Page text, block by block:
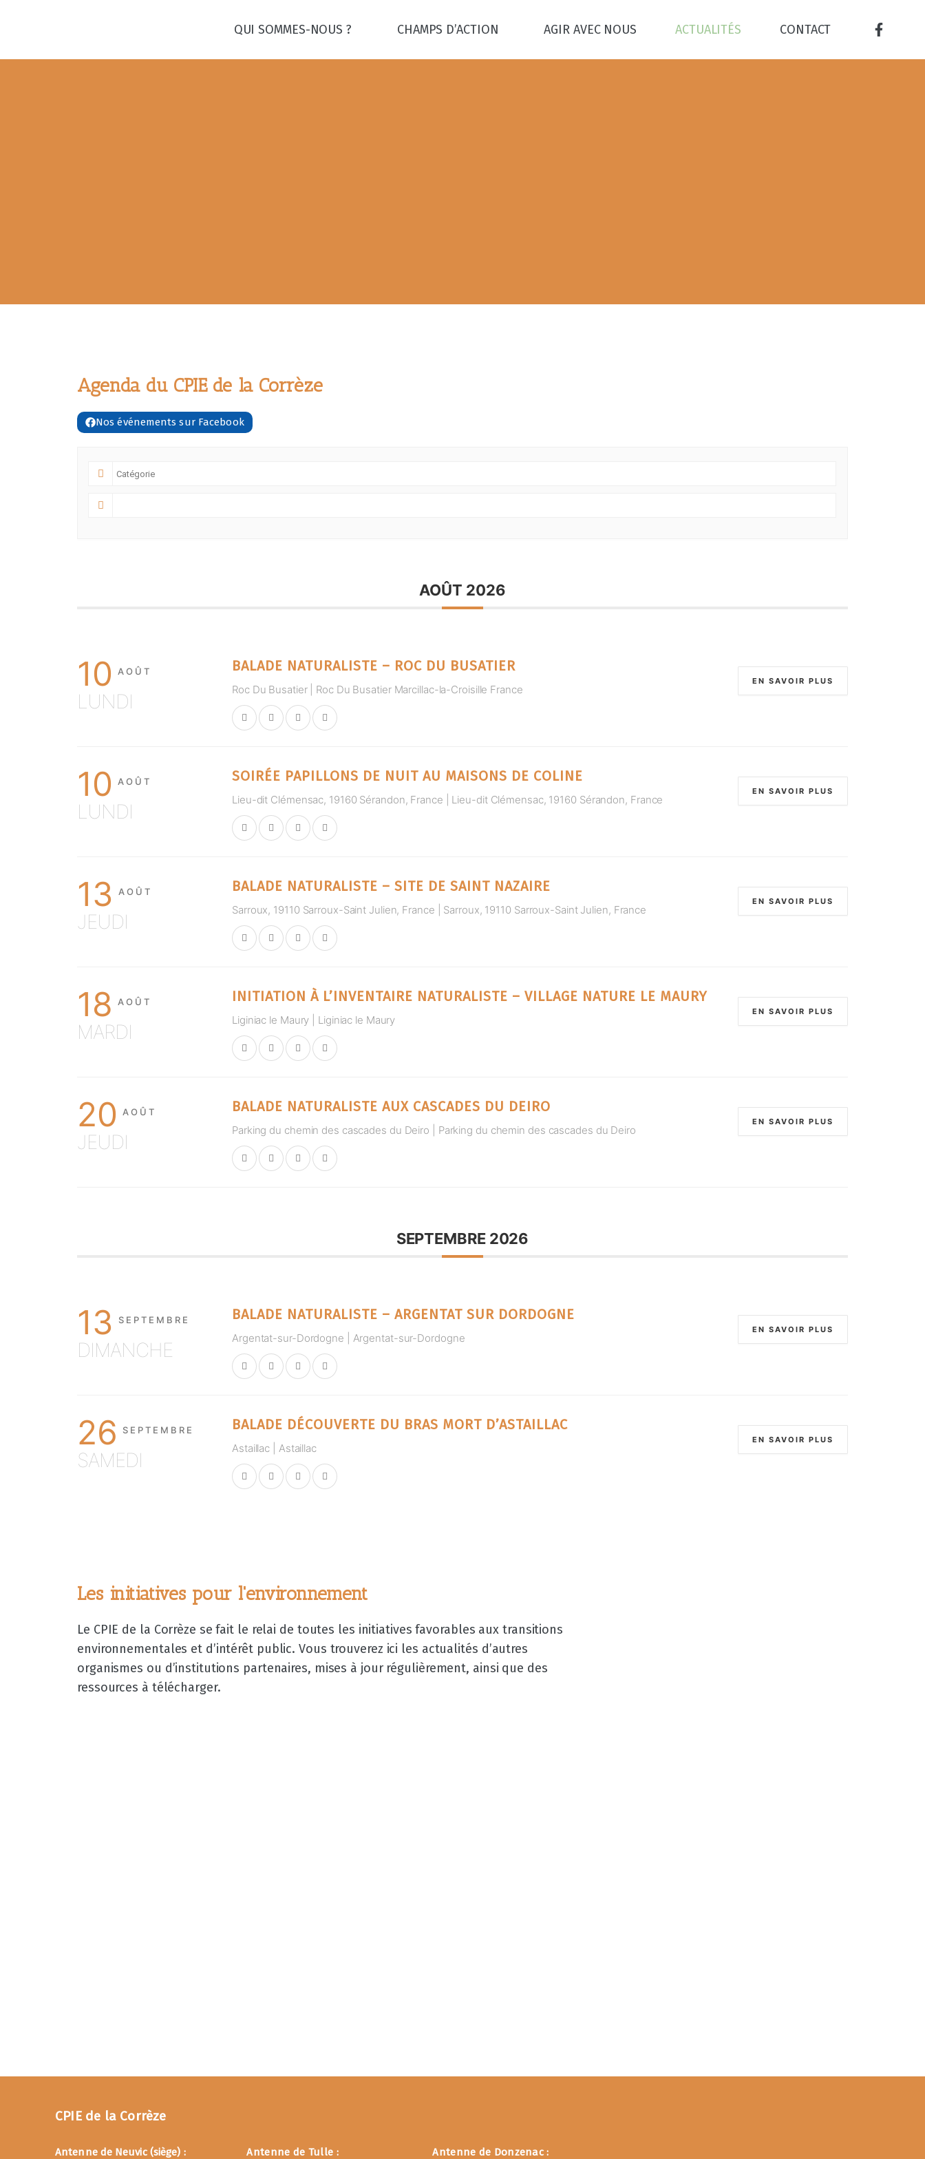
au
QUI SOMMES-NOUS ? CHAMPS D’ACTION AGIR AVEC NOUS ACTUALITÉS CONTACT
Agenda du CPIE de la Corrèze
Nos événements sur Facebook
AOÛT 2026
10 AOÛT
LUNDI
BALADE NATURALISTE – ROC DU BUSATIER
Roc Du Busatier | Roc Du Busatier Marcillac-la-Croisille France
EN SAVOIR PLUS
10 AOÛT
LUNDI
SOIRÉE PAPILLONS DE NUIT AU MAISONS DE COLINE
Lieu-dit Clémensac, 19160 Sérandon, France | Lieu-dit Clémensac, 19160 Sérandon, France
EN SAVOIR PLUS
13 AOÛT
JEUDI
BALADE NATURALISTE – SITE DE SAINT NAZAIRE
Sarroux, 19110 Sarroux-Saint Julien, France | Sarroux, 19110 Sarroux-Saint Julien, France
EN SAVOIR PLUS
18 AOÛT
MARDI
INITIATION À L’INVENTAIRE NATURALISTE – VILLAGE NATURE LE MAURY
Liginiac le Maury | Liginiac le Maury
EN SAVOIR PLUS
20 AOÛT
JEUDI
BALADE NATURALISTE AUX CASCADES DU DEIRO
Parking du chemin des cascades du Deiro | Parking du chemin des cascades du Deiro
EN SAVOIR PLUS
SEPTEMBRE 2026
13 SEPTEMBRE
DIMANCHE
BALADE NATURALISTE – ARGENTAT SUR DORDOGNE
Argentat-sur-Dordogne | Argentat-sur-Dordogne
EN SAVOIR PLUS
26 SEPTEMBRE
SAMEDI
BALADE DÉCOUVERTE DU BRAS MORT D’ASTAILLAC
Astaillac | Astaillac
EN SAVOIR PLUS
Les initiatives pour l'environnement
Le CPIE de la Corrèze se fait le relai de toutes les initiatives favorables aux transitions
environnementales et d’intérêt public. Vous trouverez ici les actualités d’autres
organismes ou d’institutions partenaires, mises à jour régulièrement, ainsi que des
ressources à télécharger.
CPIE de la Corrèze
Antenne de Neuvic (siège) : Antenne de Tulle : Antenne de Donzenac :